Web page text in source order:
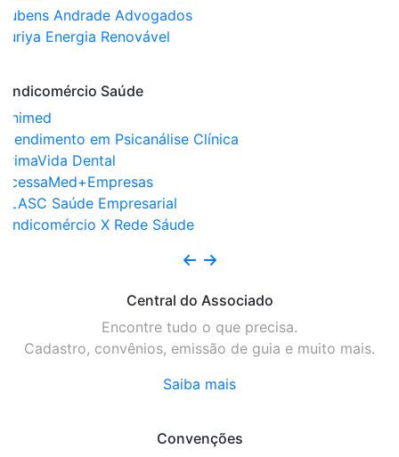
Central do Associado
Encontre tudo o que precisa.
Cadastro, convênios, emissão de guia e muito mais.
Saiba mais
Convenções